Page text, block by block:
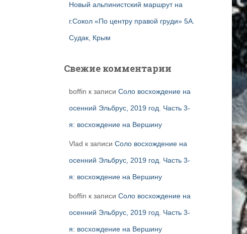
Новый альпинистский маршрут на
г.Сокол «По центру правой груди» 5А.
Судак, Крым
Свежие комментарии
boffin к записи Соло восхождение на
осенний Эльбрус, 2019 год. Часть 3-
я: восхождение на Вершину
Vlad к записи Соло восхождение на
осенний Эльбрус, 2019 год. Часть 3-
я: восхождение на Вершину
boffin к записи Соло восхождение на
осенний Эльбрус, 2019 год. Часть 3-
я: восхождение на Вершину